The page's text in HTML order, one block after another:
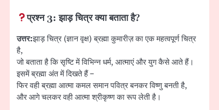
प्रश्न 3:झाड़ चित्र क्या बताता है?
उत्तर:झाड़ चित्र (ज्ञान वृक्ष) ब्रह्मा कुमारीज़ का एक महत्वपूर्ण चित्र
है,
जो बताता है कि सृष्टि में विभिन्न धर्म, आत्माएं और युग कैसे आते हैं।
इसमें ब्रह्मा अंत में दिखते हैं –
फिर वही ब्रह्मा आत्मा कमल समान पवित्र बनकर विष्णु बनती है,
और आगे चलकर वही आत्मा श्रीकृष्ण का रूप लेती है।